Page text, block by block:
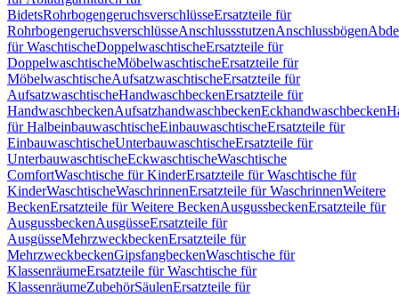
BidetsRohrbogengeruchsverschlüsseErsatzteile für
RohrbogengeruchsverschlüsseAnschlussstutzenAnschlussbögen
für WaschtischeDoppelwaschtischeErsatzteile für
DoppelwaschtischeMöbelwaschtischeErsatzteile für
MöbelwaschtischeAufsatzwaschtischeErsatzteile für
AufsatzwaschtischeHandwaschbeckenErsatzteile für
HandwaschbeckenAufsatzhandwaschbeckenEckhandwaschbecken
für HalbeinbauwaschtischeEinbauwaschtischeErsatzteile für
EinbauwaschtischeUnterbauwaschtischeErsatzteile für
UnterbauwaschtischeEckwaschtischeWaschtische
ComfortWaschtische für KinderErsatzteile für Waschtische für
KinderWaschtischeWaschrinnenErsatzteile für WaschrinnenWeitere
BeckenErsatzteile für Weitere BeckenAusgussbeckenErsatzteile für
AusgussbeckenAusgüsseErsatzteile für
AusgüsseMehrzweckbeckenErsatzteile für
MehrzweckbeckenGipsfangbeckenWaschtische für
KlassenräumeErsatzteile für Waschtische für
KlassenräumeZubehörSäulenErsatzteile für